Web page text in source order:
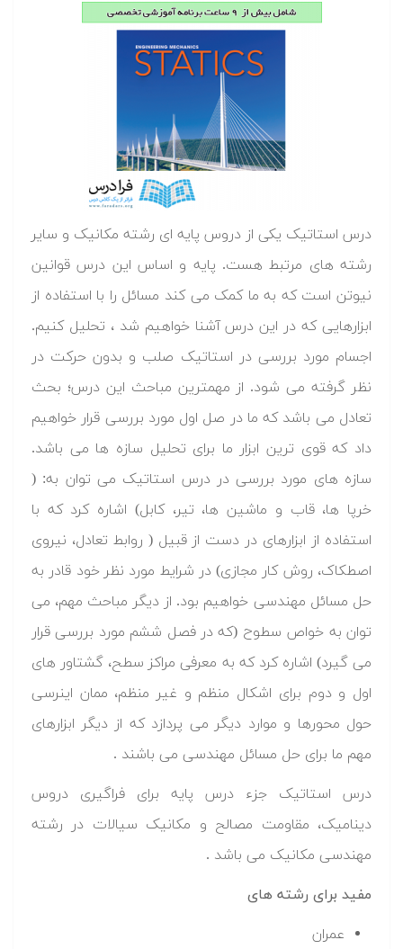
درس استاتیک یکی از دروس پایه ای رشته مکانیک و سایر
رشته های مرتبط هست. پایه و اساس این درس قوانین
نیوتن است که به ما کمک می کند مسائل را با استفاده از
ابزارهایی که در این درس آشنا خواهیم شد ، تحلیل کنیم.
اجسام مورد بررسی در استاتیک صلب و بدون حرکت در
نظر گرفته می شود. از مهمترین مباحث این درس؛ بحث
تعادل می باشد که ما در صل اول مورد بررسی قرار خواهیم
داد که قوی ترین ابزار ما برای تحلیل سازه ها می باشد.
سازه های مورد بررسی در درس استاتیک می توان به: (
خرپا ها، قاب و ماشین ها، تیر، کابل) اشاره کرد که با
استفاده از ابزارهای در دست از قبیل ( روابط تعادل، نیروی
اصطکاک، روش کار مجازی) در شرایط مورد نظر خود قادر به
حل مسائل مهندسی خواهیم بود. از دیگر مباحث مهم، می
توان به خواص سطوح (که در فصل ششم مورد بررسی قرار
می گیرد) اشاره کرد که به معرفی مراکز سطح، گشتاور های
اول و دوم برای اشکال منظم و غیر منظم، ممان اینرسی
حول محورها و موارد دیگر می پردازد که از دیگر ابزارهای
مهم ما برای حل مسائل مهندسی می باشند .
درس استاتیک جزء درس پایه برای فراگیری دروس
دینامیک، مقاومت مصالح و مکانیک سیالات در رشته
مهندسی مکانیک می باشد .
مفید برای رشته های
عمران